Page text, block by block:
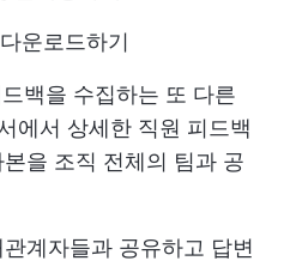
운로드하기
백을 수집하는 또 다른
에서 상세한 직원 피드백
을 조직 전체의 팀과 공
계자들과 공유하고 답변